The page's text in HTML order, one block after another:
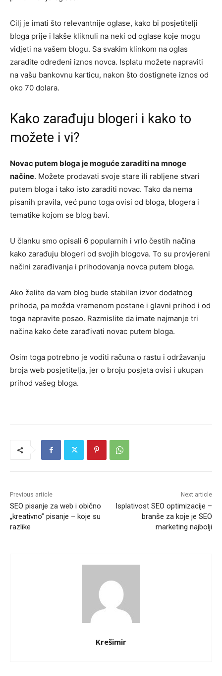
Cilj je imati što relevantnije oglase, kako bi posjetitelji
bloga prije i lakše kliknuli na neki od oglase koje mogu
vidjeti na vašem blogu. Sa svakim klinkom na oglas
zaradite određeni iznos novca. Isplatu možete napraviti
na vašu bankovnu karticu, nakon što dostignete iznos od
oko 70 dolara.
Kako zarađuju blogeri i kako to
možete i vi?
Novac putem bloga je moguće zaraditi na mnoge
načine. Možete prodavati svoje stare ili rabljene stvari
putem bloga i tako isto zaraditi novac. Tako da nema
pisanih pravila, već puno toga ovisi od bloga, blogera i
tematike kojom se blog bavi.
U članku smo opisali 6 popularnih i vrlo čestih načina
kako zarađuju blogeri od svojih blogova. To su provjereni
načini zarađivanja i prihodovanja novca putem bloga.
Ako želite da vam blog bude stabilan izvor dodatnog
prihoda, pa možda vremenom postane i glavni prihod i od
toga napravite posao. Razmislite da imate najmanje tri
načina kako ćete zarađivati novac putem bloga.
Osim toga potrebno je voditi računa o rastu i održavanju
broja web posjetitelja, jer o broju posjeta ovisi i ukupan
prihod vašeg bloga.
Previous article
SEO pisanje za web i obično
„kreativno” pisanje – koje su
razlike
Next article
Isplativost SEO optimizacije –
branše za koje je SEO
marketing najbolji
Krešimir